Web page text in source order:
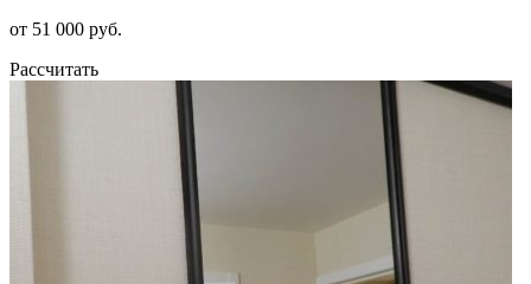
от 51 000 руб.
Рассчитать